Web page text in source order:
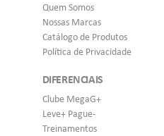
Quem Somos
Nossas Marcas
Catálogo de Produtos
Política de Privacidade
DIFERENCIAIS
Clube MegaG+
Leve+ Pague-
Treinamentos